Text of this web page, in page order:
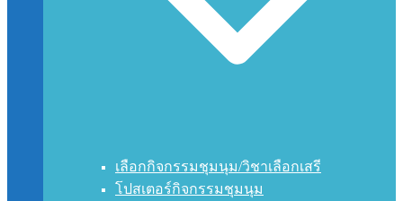
เลือกกิจกรรมชุมนุม/วิชาเลือกเสรี
โปสเตอร์กิจกรรมชุมนุม